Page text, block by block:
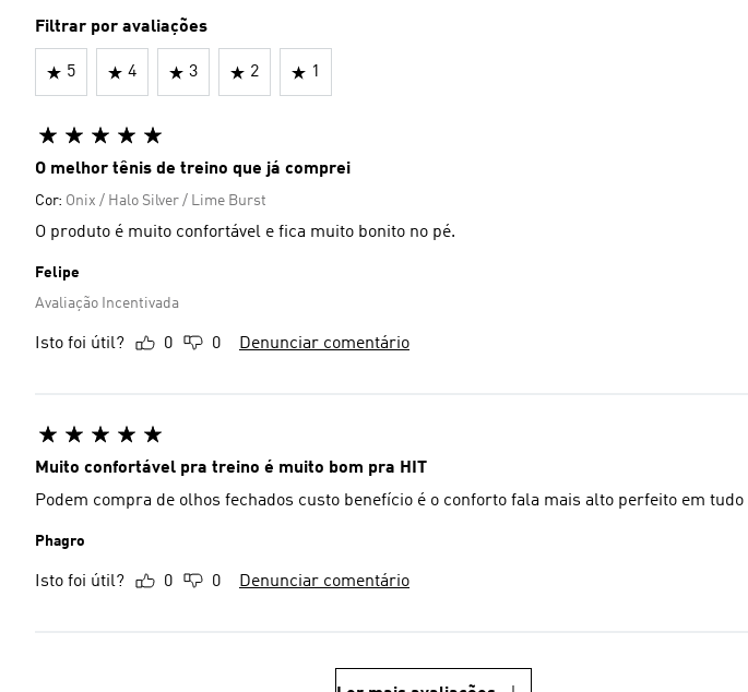
Filtrar por avaliações
5 4 3 2 1
O melhor tênis de treino que já comprei
Cor: Onix / Halo Silver / Lime Burst
O produto é muito confortável e fica muito bonito no pé.
Felipe
Avaliação Incentivada
Isto foi útil? 0 0 Denunciar comentário
Muito confortável pra treino é muito bom pra HIT
Podem compra de olhos fechados custo benefício é o conforto fala mais alto perfeito em tudo
Phagro
Isto foi útil? 0 0 Denunciar comentário